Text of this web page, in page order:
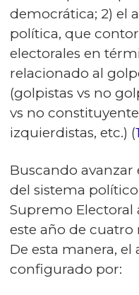
democrática; 2) el
política, que
electorales en
relacionado al
(golpistas vs no
vs no
izquierdistas, etc.) (1
Buscando
del sistema
Supremo
este año de cuatro
De esta manera,
configurado por: